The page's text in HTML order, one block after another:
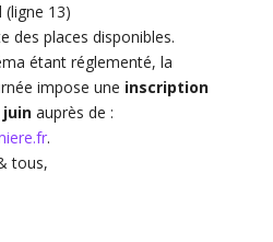
13)
des places disponibles.
étant réglementé, la
impose une inscription
juinauprès de :
.
tous,